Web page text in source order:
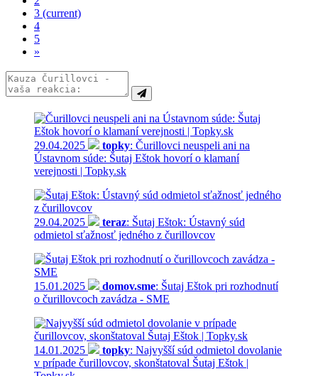
3 (current)
4
5
»
29.04.2025 topky: Čurillovci neuspeli ani na
Ústavnom súde: Šutaj Eštok hovorí o klamaní
verejnosti | Topky.sk
29.04.2025 teraz: Šutaj Eštok: Ústavný súd
odmietol sťažnosť jedného z čurillovcov
15.01.2025 domov.sme: Šutaj Eštok pri rozhodnutí
o čurillovcoch zavádza - SME
14.01.2025 topky: Najvyšší súd odmietol dovolanie
v prípade čurillovcov, skonštatoval Šutaj Eštok |